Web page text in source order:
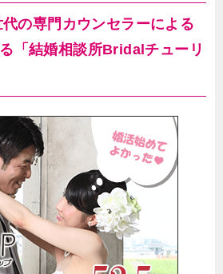
の専門カウンセラーによる
「結婚相談所Bridalチューリ